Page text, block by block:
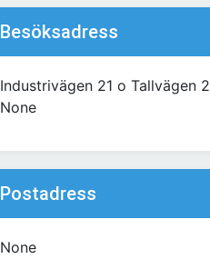
Besöksadress
Industrivägen 21 o Tallvägen 2
None
Postadress
None